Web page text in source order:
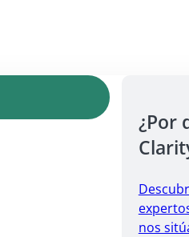
¿Por
nos